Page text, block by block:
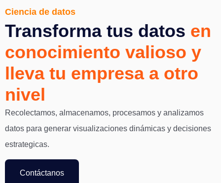
Ciencia de datos
Transforma tus datos en
conocimiento valioso y
lleva tu empresa a otro
nivel
Recolectamos, almacenamos, procesamos y analizamos
datos para generar visualizaciones dinámicas y decisiones
estrategicas.
Contáctanos